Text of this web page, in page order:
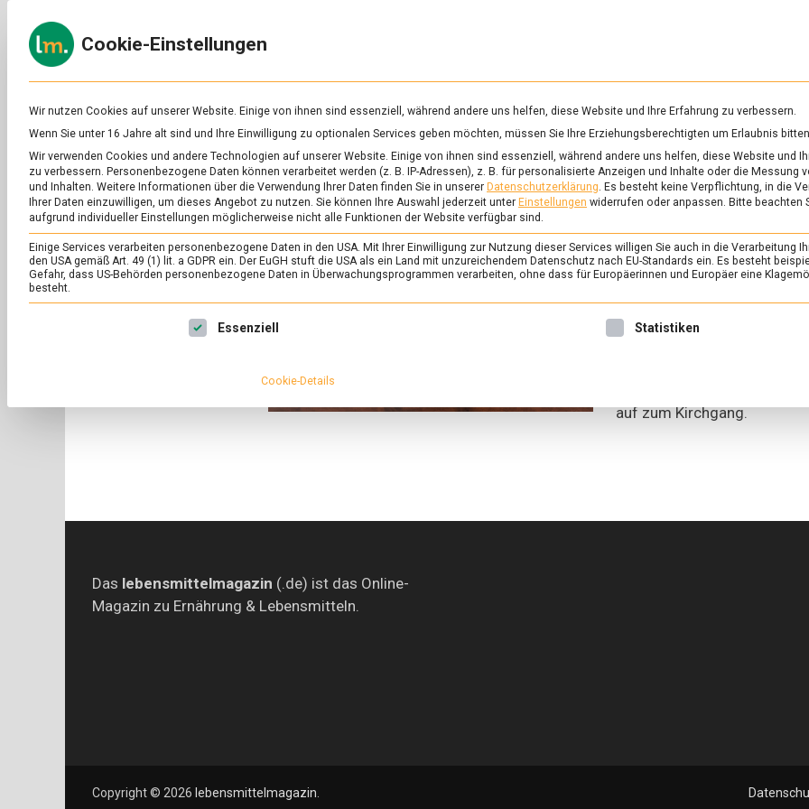
to
content
zu
&
Ernährung
SCHLAGWORT: FASTENZEIT
ERNÄHRUNG & GESUNDHEIT/
40 Tage ohne: die
Fastenzeit
Für Christen hat am
Kontext?
auf zum Kirchgang.
Das lebensmittelmagazin (.de) ist das Online-
Magazin zu Ernährung & Lebensmitteln.
Copyright © 2026 lebensmittelmagazin
Cookie-Einstellungen
Wir nutzen Cookies auf unserer Website. Einige von ihnen sind essenziell, während andere uns helfen, diese Website und Ihre Erfahrung zu verbessern.
Wenn Sie unter 16 Jahre alt sind und Ihre Einwilligung zu optionalen Services geben möchten, müssen Sie Ihre Erziehungsberechtigten um Erlaubnis
Wir verwenden Cookies und andere Technologien auf unserer Website. Einige von ihnen sind essenziell, während andere uns helfen, diese Website und
zu verbessern. Personenbezogene Daten können verarbeitet werden (z. B. IP-Adressen), z. B. für personalisierte Anzeigen und Inhalte oder die Messung
und Inhalten. Weitere Informationen über die Verwendung Ihrer Daten finden Sie in unserer Datenschutzerklärung. Es besteht keine Verpflichtung, in die
Ihrer Daten einzuwilligen, um dieses Angebot zu nutzen. Sie können Ihre Auswahl jederzeit unter Einstellungen widerrufen oder anpassen. Bitte beachten
aufgrund individueller Einstellungen möglicherweise nicht alle Funktionen der Website verfügbar sind.
Einige Services verarbeiten personenbezogene Daten in den USA. Mit Ihrer Einwilligung zur Nutzung dieser Services willigen Sie auch in die Verarbeitung
den USA gemäß Art. 49 (1) lit. a GDPR ein. Der EuGH stuft die USA als ein Land mit unzureichendem Datenschutz nach EU-Standards ein. Es besteht
Gefahr, dass US-Behörden personenbezogene Daten in Überwachungsprogrammen verarbeiten, ohne dass für Europäerinnen und Europäer eine
besteht.
Es folgt eine Liste der Service-Gruppen, für die eine Einwilligung erteilt werden kann. Die erste Service-Gruppe ist
Essenziell Statistiken
Cookie-Details